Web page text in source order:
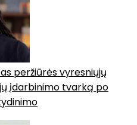
peržiūrės vyresniųjų
įdarbinimo tvarką po